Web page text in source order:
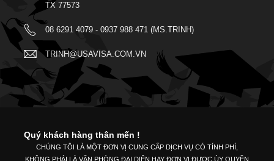
TX 77573
08 6291 4079 - 0937 988 471 (MS.TRINH)
TRINH@USAVISA.COM.VN
Quý khách hàng thân mến !
CHÚNG TÔI LÀ MỘT ĐƠN VỊ CUNG CẤP DỊCH VỤ CÓ TÍNH PHÍ,
KHÔNG PHẢI LÀ VĂN PHÒNG ĐẠI DIỆN HAY ĐƠN VỊ ĐƯỢC ỦY QUYỀN